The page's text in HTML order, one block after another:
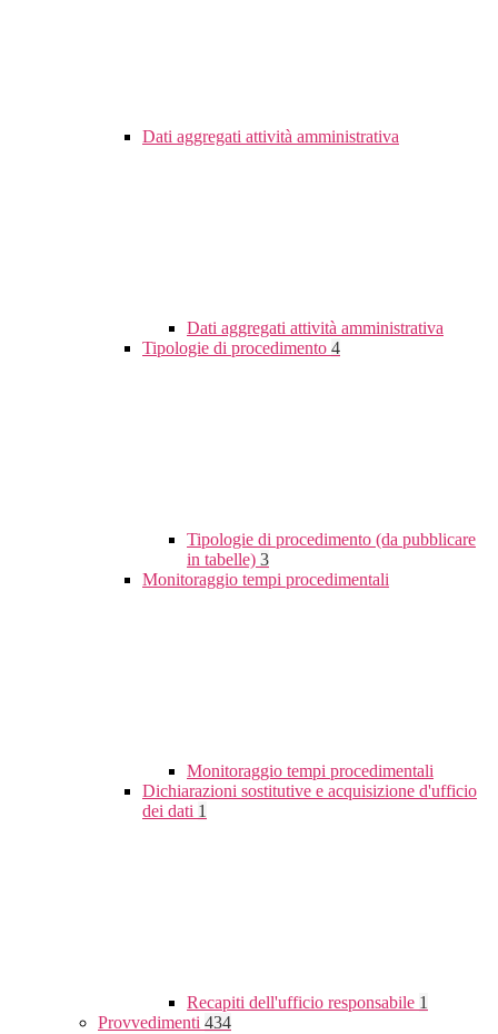
Dati aggregati attività amministrativa
Dati aggregati attività amministrativa
Tipologie di procedimento 4
Tipologie di procedimento (da pubblicare
in tabelle) 3
Monitoraggio tempi procedimentali
Monitoraggio tempi procedimentali
Dichiarazioni sostitutive e acquisizione d'ufficio
dei dati 1
Recapiti dell'ufficio responsabile 1
Provvedimenti 434